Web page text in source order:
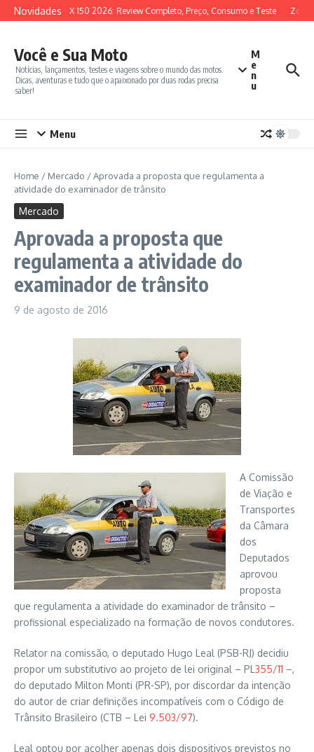
Ir para o conteúdo
Novidades
SYM ADX 150 2026: Review Completo, Preço, Consumo e Teste
Você e Sua Moto
Notícias, lançamentos, testes e viagens sobre o mundo das motos.
Dicas, aventuras e tudo que o apaixonado por duas rodas precisa
saber!
M
e
n
u
Menu
Home / Mercado /Aprovada a proposta que regulamenta a
atividade do examinador de trânsito
Mercado
Aprovada a proposta que
regulamenta a atividade do
examinador de trânsito
9 de agosto de 2016
A Comissão
de Viação e
Transportes
da Câmara
dos
Deputados
aprovou
proposta
que regulamenta a atividade do examinador de trânsito –
profissional especializado na formação de novos condutores.
Relator na comissão, o deputado Hugo Leal (PSB-RJ) decidiu
propor um substitutivo ao projeto de lei original – PL 355/11 –,
do deputado Milton Monti (PR-SP), por discordar da intenção
do autor de criar definições incompatíveis com o Código de
Trânsito Brasileiro (CTB – Lei 9.503/97).
Leal optou por acolher apenas dois dispositivos previstos no